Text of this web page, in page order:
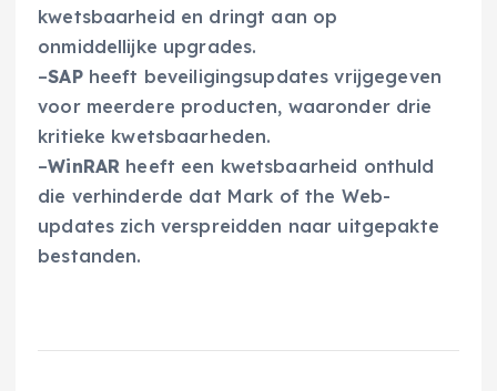
kwetsbaarheid en dringt aan op
onmiddellijke upgrades.
–SAPheeft beveiligingsupdates vrijgegeven
voor meerdere producten, waaronder drie
kritieke kwetsbaarheden.
–WinRAR heeft een kwetsbaarheid onthuld
die verhinderde dat Mark of the Web-
updates zich verspreidden naar uitgepakte
bestanden.